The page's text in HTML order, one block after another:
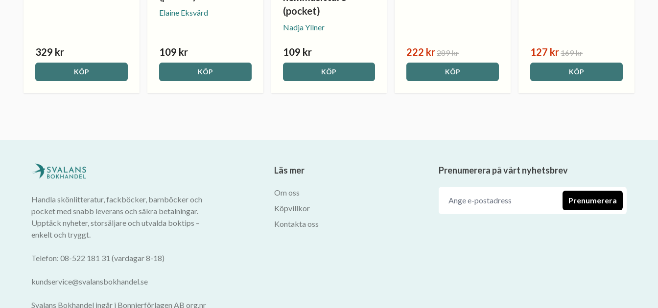
329 kr
KÖP
Elaine Eksvärd
109 kr
KÖP
(pocket)
Nadja Yllner
109 kr
KÖP
222 kr289 kr
KÖP
127 kr169 kr
KÖP
Handla skönlitteratur, fackböcker, barnböcker och
pocket med snabb leverans och säkra betalningar.
Upptäck nyheter, storsäljare och utvalda boktips –
enkelt och tryggt.
Telefon: 08-522 181 31 (vardagar 8-18)
kundservice@svalansbokhandel.se
Svalans Bokhandel ingår i Bonnierförlagen AB org.nr
Läs mer
Om oss
Köpvillkor
Kontakta oss
Prenumerera på vårt nyhetsbrev
Prenumerera